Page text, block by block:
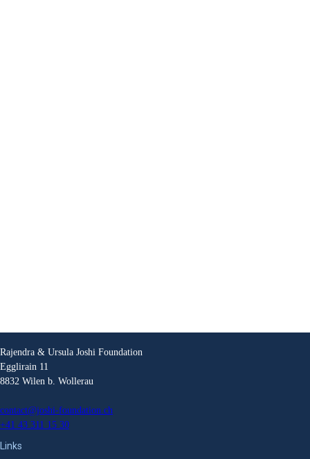
Rajendra & Ursula Joshi Foundation
Egglirain 11
8832 Wilen b. Wollerau
contact@joshi-foundation.ch
+41 43 311 15 30
Links